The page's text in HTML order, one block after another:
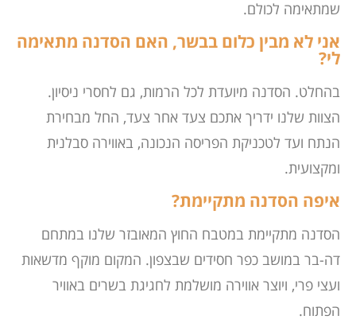
שמתאימה לכולם.
אני לא מבין כלום בבשר, האם הסדנה מתאימה
לי?
בהחלט. הסדנה מיועדת לכל הרמות, גם לחסרי ניסיון.
הצוות שלנו ידריך אתכם צעד אחר צעד, החל מבחירת
הנתח ועד לטכניקת הפריסה הנכונה, באווירה סבלנית
ומקצועית.
איפה הסדנה מתקיימת?
הסדנה מתקיימת במטבח החוץ המאובזר שלנו במתחם
דה-בר במושב כפר חסידים שבצפון. המקום מוקף מדשאות
ועצי פרי, ויוצר אווירה מושלמת לחגיגת בשרים באוויר
הפתוח.